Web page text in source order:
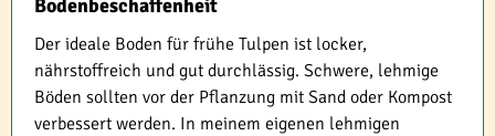
Bodenbeschaffenheit
Der ideale Boden für frühe Tulpen ist locker,
nährstoffreich und gut durchlässig. Schwere, lehmige
Böden sollten vor der Pflanzung mit Sand oder Kompost
verbessert werden. In meinem eigenen lehmigen